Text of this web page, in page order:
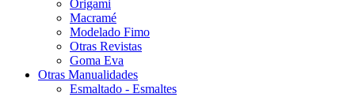
Origami
Macramé
Modelado Fimo
Otras Revistas
Goma Eva
Otras Manualidades
Esmaltado - Esmaltes